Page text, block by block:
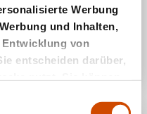
Werbung
und Inhalten,
von
entscheiden darüber,
Trigger Symbol
Wars